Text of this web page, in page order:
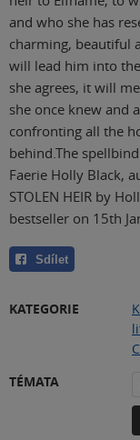
and who she has
charming, beautiful
will lead him into
she agrees, it will
she once knew and
confronting all the
behind.The
Faerie Holly Black,
STOLEN HEIR by
bestseller on 15th
Sdílet
KATEGORIE
TÉMATA